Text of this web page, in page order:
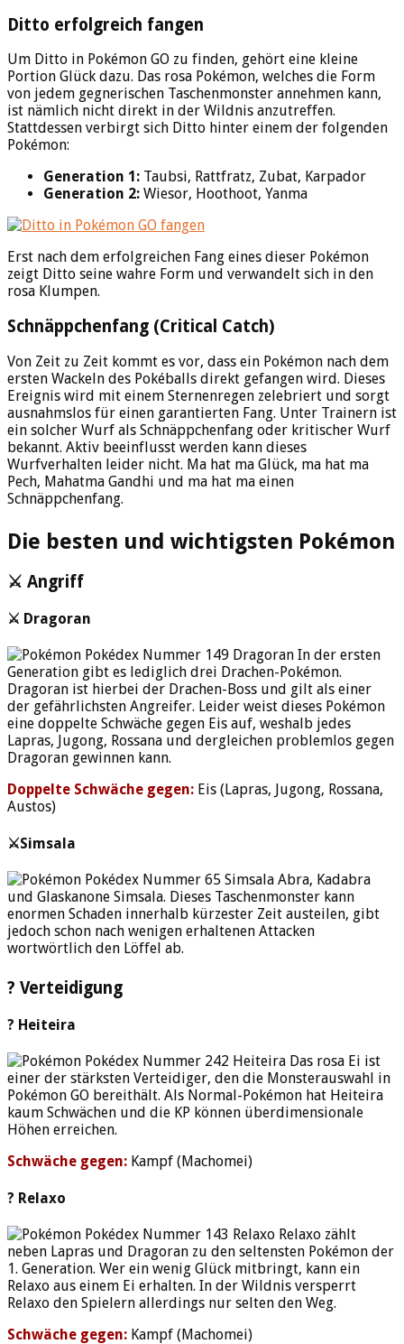
Ditto erfolgreich fangen
Um Ditto in Pokémon GO zu finden, gehört eine kleine
Portion Glück dazu. Das rosa Pokémon, welches die Form
von jedem gegnerischen Taschenmonster annehmen kann,
ist nämlich nicht direkt in der Wildnis anzutreffen.
Stattdessen verbirgt sich Ditto hinter einem der folgenden
Pokémon:
Generation 1: Taubsi, Rattfratz, Zubat, Karpador
Generation 2: Wiesor, Hoothoot, Yanma
Erst nach dem erfolgreichen Fang eines dieser Pokémon
zeigt Ditto seine wahre Form und verwandelt sich in den
rosa Klumpen.
Schnäppchenfang (Critical Catch)
Von Zeit zu Zeit kommt es vor, dass ein Pokémon nach dem
ersten Wackeln des Pokéballs direkt gefangen wird. Dieses
Ereignis wird mit einem Sternenregen zelebriert und sorgt
ausnahmslos für einen garantierten Fang. Unter Trainern ist
ein solcher Wurf als Schnäppchenfang oder kritischer Wurf
bekannt. Aktiv beeinflusst werden kann dieses
Wurfverhalten leider nicht. Ma hat ma Glück, ma hat ma
Pech, Mahatma Gandhi und ma hat ma einen
Schnäppchenfang.
Die besten und wichtigsten Pokémon
⚔️ Angriff
⚔️ Dragoran
In der ersten
Generation gibt es lediglich drei Drachen-Pokémon.
Dragoran ist hierbei der Drachen-Boss und gilt als einer
der gefährlichsten Angreifer. Leider weist dieses Pokémon
eine doppelte Schwäche gegen Eis auf, weshalb jedes
Lapras, Jugong, Rossana und dergleichen problemlos gegen
Dragoran gewinnen kann.
Doppelte Schwäche gegen: Eis (Lapras, Jugong, Rossana,
Austos)
⚔️Simsala
Abra, Kadabra
und Glaskanone Simsala. Dieses Taschenmonster kann
enormen Schaden innerhalb kürzester Zeit austeilen, gibt
jedoch schon nach wenigen erhaltenen Attacken
wortwörtlich den Löffel ab.
?️ Verteidigung
?️ Heiteira
Das rosa Ei ist
einer der stärksten Verteidiger, den die Monsterauswahl in
Pokémon GO bereithält. Als Normal-Pokémon hat Heiteira
kaum Schwächen und die KP können überdimensionale
Höhen erreichen.
Schwäche gegen: Kampf (Machomei)
?️ Relaxo
Relaxo zählt
neben Lapras und Dragoran zu den seltensten Pokémon der
1. Generation. Wer ein wenig Glück mitbringt, kann ein
Relaxo aus einem Ei erhalten. In der Wildnis versperrt
Relaxo den Spielern allerdings nur selten den Weg.
Schwäche gegen: Kampf (Machomei)